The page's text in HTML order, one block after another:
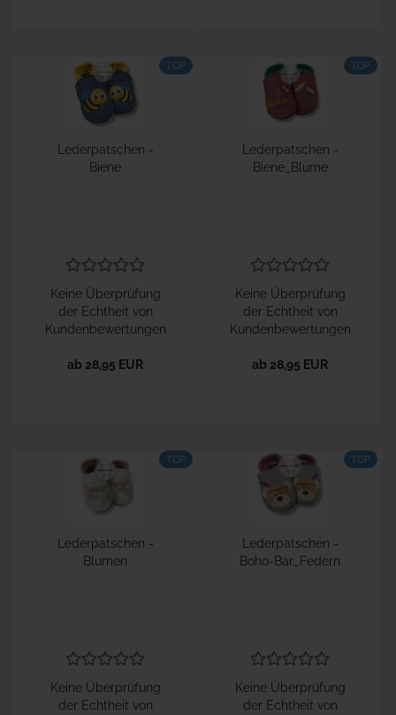
TOP
Lederpatschen -
Biene
Keine Überprüfung
der Echtheit von
Kundenbewertungen
ab 28,95 EUR
TOP
Lederpatschen -
Biene_Blume
Keine Überprüfung
der Echtheit von
Kundenbewertungen
ab 28,95 EUR
TOP
Lederpatschen -
Blumen
Keine Überprüfung
der Echtheit von
TOP
Lederpatschen -
Boho-Bär_Federn
Keine Überprüfung
der Echtheit von